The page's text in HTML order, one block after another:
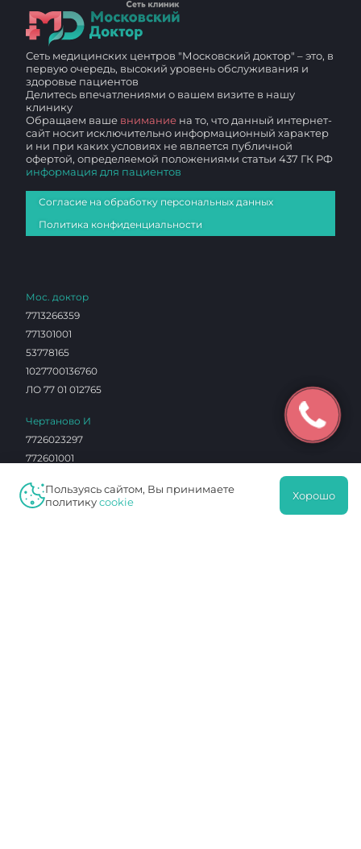
Сеть медицинских центров "Московский доктор" – это, в
первую очередь, высокий уровень обслуживания и
здоровье пациентов
Делитесь впечатлениями о вашем визите в нашу
клинику
Обращаем ваше внимание на то, что данный интернет-
сайт носит исключительно информационный характер
и ни при каких условиях не является публичной
офертой, определяемой положениями статьи 437 ГК РФ
информация для пациентов
Согласие на обработку персональных данных
Политика конфиденциальности
Мос. доктор
7713266359
771301001
53778165
1027700136760
ЛО 77 01 012765
Чертаново И
7726023297
772601001
1027739180490
Пользуясь сайтом, Вы принимаете
политикуcookie Хорошо